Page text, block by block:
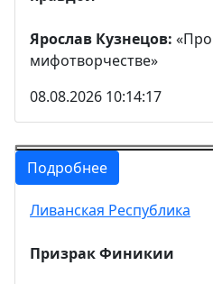
Ярослав Кузнецов:
мифотворчестве»
08.08.2026 10:14:17
Подробнее
Ливанская Республика
Призрак Финикии